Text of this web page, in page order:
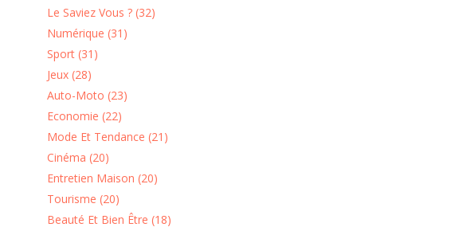
Le Saviez Vous ? (32)
Numérique (31)
Sport (31)
Jeux (28)
Auto-Moto (23)
Economie (22)
Mode Et Tendance (21)
Cinéma (20)
Entretien Maison (20)
Tourisme (20)
Beauté Et Bien Être (18)